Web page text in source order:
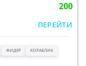
200
ПЕРЕЙТИ
ФИДЕР КОРАБЛИК